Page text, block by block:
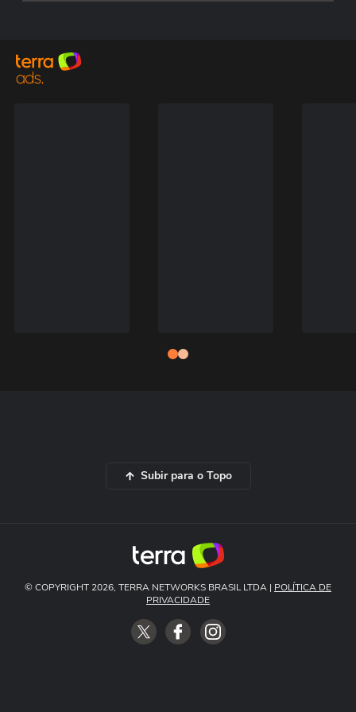
Subir para o Topo
© COPYRIGHT 2026, TERRA NETWORKS BRASIL LTDA | POLÍTICA DE
PRIVACIDADE